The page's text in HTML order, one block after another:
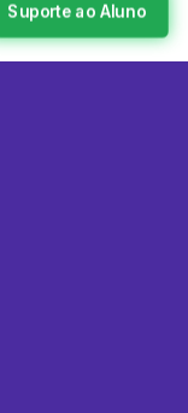
Suporte ao Aluno